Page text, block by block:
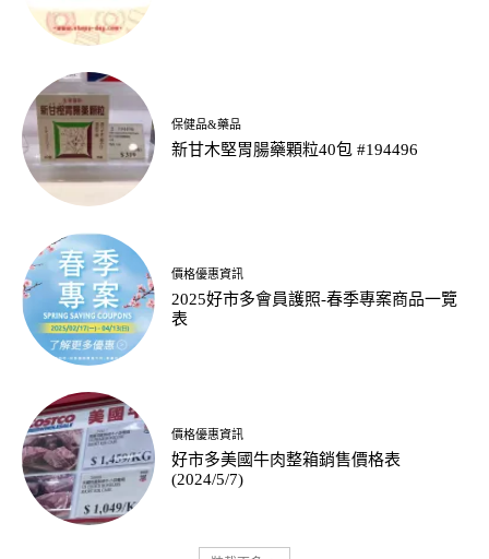
保健品&藥品
新甘木堅胃腸藥顆粒40包 #194496
價格優惠資訊
2025好市多會員護照-春季專案商品一覽
表
價格優惠資訊
好市多美國牛肉整箱銷售價格表
(2024/5/7)